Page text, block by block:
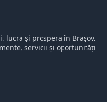
lucra și prospera în Brașov,
servicii și oportunități